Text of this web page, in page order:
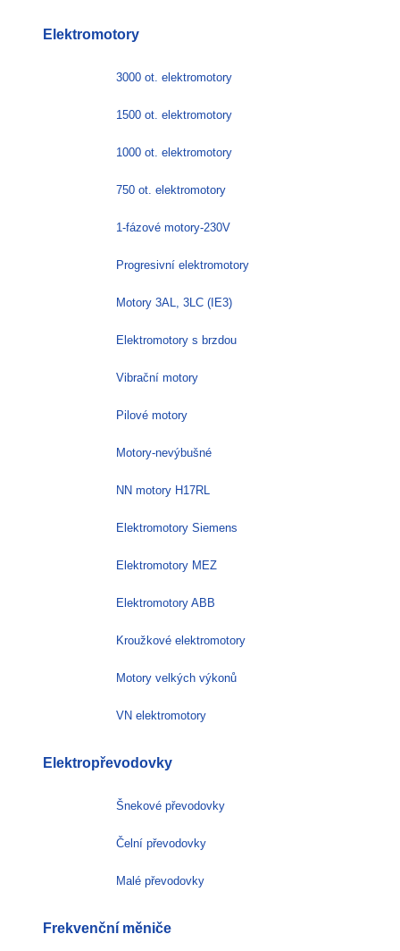
Elektromotory
3000 ot. elektromotory
1500 ot. elektromotory
1000 ot. elektromotory
750 ot. elektromotory
1-fázové motory-230V
Progresivní elektromotory
Motory 3AL, 3LC (IE3)
Elektromotory s brzdou
Vibrační motory
Pilové motory
Motory-nevýbušné
NN motory H17RL
Elektromotory Siemens
Elektromotory MEZ
Elektromotory ABB
Kroužkové elektromotory
Motory velkých výkonů
VN elektromotory
Elektropřevodovky
Šnekové převodovky
Čelní převodovky
Malé převodovky
Frekvenční měniče